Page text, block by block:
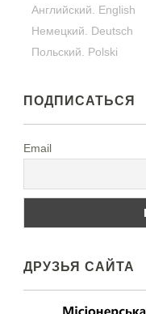
Английский. English
Немецкий. Deutsch
Польский. Polski
ПОДПИСАТЬСЯ
Email
ДРУЗЬЯ САЙТА